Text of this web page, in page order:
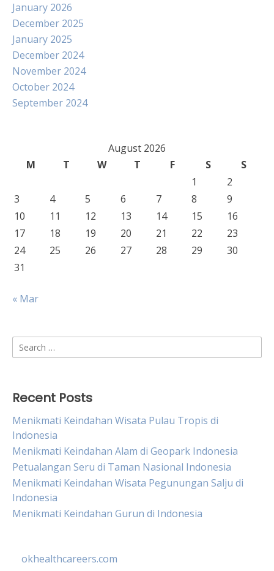
January 2026
December 2025
January 2025
December 2024
November 2024
October 2024
September 2024
August 2026
M
T W T F S
S
1
2
3
4 5 6 7 8
9
10
11 12 13 14 15
16
17
18 19 20 21 22
23
24
25 26 27 28 29
30
31
« Mar
Search
for:
Recent Posts
Menikmati Keindahan Wisata Pulau Tropis di
Indonesia
Menikmati Keindahan Alam di Geopark Indonesia
Petualangan Seru di Taman Nasional Indonesia
Menikmati Keindahan Wisata Pegunungan Salju di
Indonesia
Menikmati Keindahan Gurun di Indonesia
okhealthcareers.com